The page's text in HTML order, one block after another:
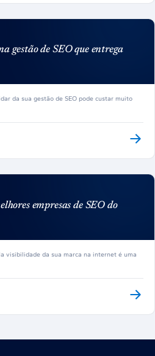
gestão de SEO que entrega
da sua gestão de SEO pode custar muito
empresas de SEO do
visibilidade da sua marca na internet é uma